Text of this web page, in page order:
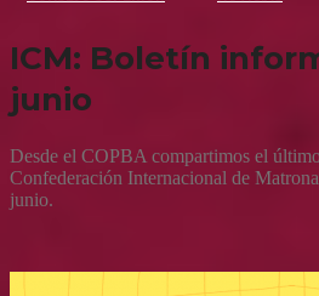
ICM: Boletín
junio
Desde el COPBA compartimos el
Confederación Internacional de
junio.